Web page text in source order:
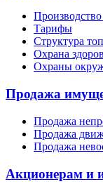
Тарифы
Структура
Охрана
Охраны
Продажа
Продажа
Продажа
Продажа
Акционерам и